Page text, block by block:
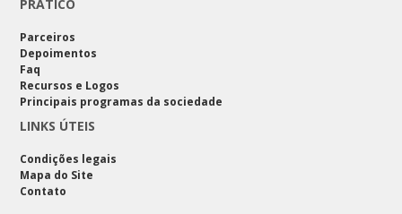
PRÁTICO
Parceiros
Depoimentos
Faq
Recursos e Logos
Principais programas da sociedade
LINKS ÚTEIS
Condições legais
Mapa do Site
Contato